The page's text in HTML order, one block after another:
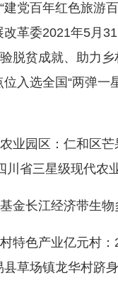
百年红色旅游百
革委2021年5月
脱贫成就、助力
入选全国“两弹一
园区：仁和区芒
川省三星级现代农
长江经济带生物
色产业亿元村：
草场镇龙华村跻